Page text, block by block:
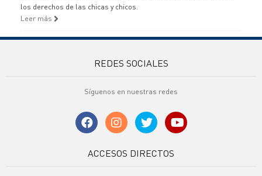
los derechos de las chicas y chicos.
Leer más
REDES SOCIALES
Síguenos en nuestras redes
ACCESOS DIRECTOS